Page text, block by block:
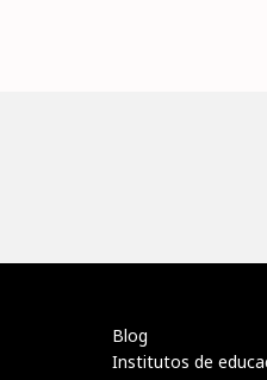
Blog
Institutos de